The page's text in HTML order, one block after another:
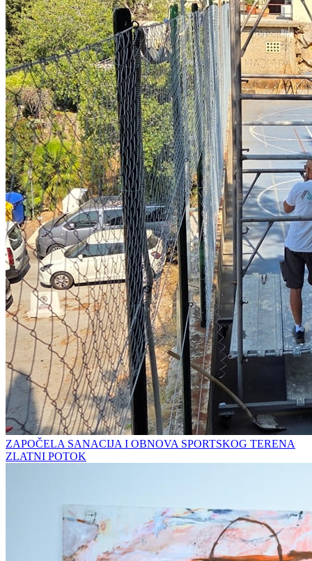
ZAPOČELA SANACIJA I OBNOVA SPORTSKOG TERENA
ZLATNI POTOK